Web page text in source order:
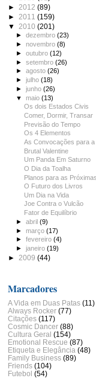
► 2012 (89)
► 2011 (159)
▼ 2010 (201)
►dezembro(23)
►novembro(8)
►outubro(12)
►setembro(26)
►agosto(26)
►julho(18)
►junho(26)
▼maio(13)
Os dois Estados Civis
Comer, Dormir, Transar
Previsão do Tempo
Os 4 Elementos
As Convocações para
Brutal Valentine
Um Panda Em Saturno
O Dia da Toalha
Planos para as
O Futuro dos Livros
Um Dia na Vida
Joe Contra o Vulcão
Fator de Equilíbrio
►abril(9)
►março(17)
►fevereiro(4)
►janeiro(19)
► 2009 (44)
Marcadores
A Vida em Duas Patas (11)
Always Rocker (77)
Citações (117)
Cosmic Dancer (88)
Cultura Geral (154)
Emotional Rescue (87)
Etiqueta e Elegância (48)
Family Business (89)
Friends (104)
Futebol (54)